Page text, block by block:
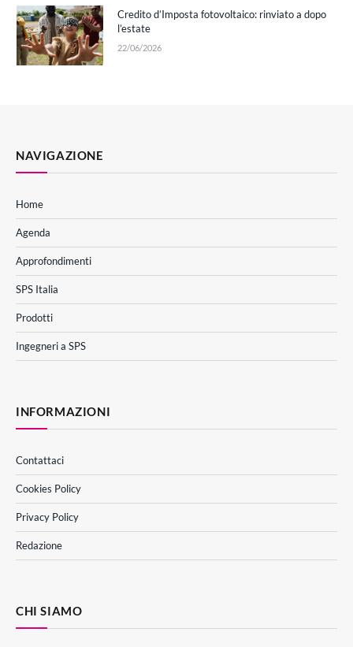
Credito d’Imposta fotovoltaico: rinviato a dopo
l’estate
22/06/2026
NAVIGAZIONE
Home
Agenda
Approfondimenti
SPS Italia
Prodotti
Ingegneri a SPS
INFORMAZIONI
Contattaci
Cookies Policy
Privacy Policy
Redazione
CHI SIAMO